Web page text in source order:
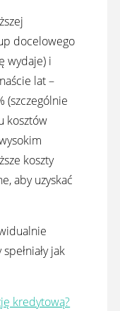
docelowego
wydaje) i
lat –
(szczególnie
kosztów
koszty
aby uzyskać
jak
kredytową?